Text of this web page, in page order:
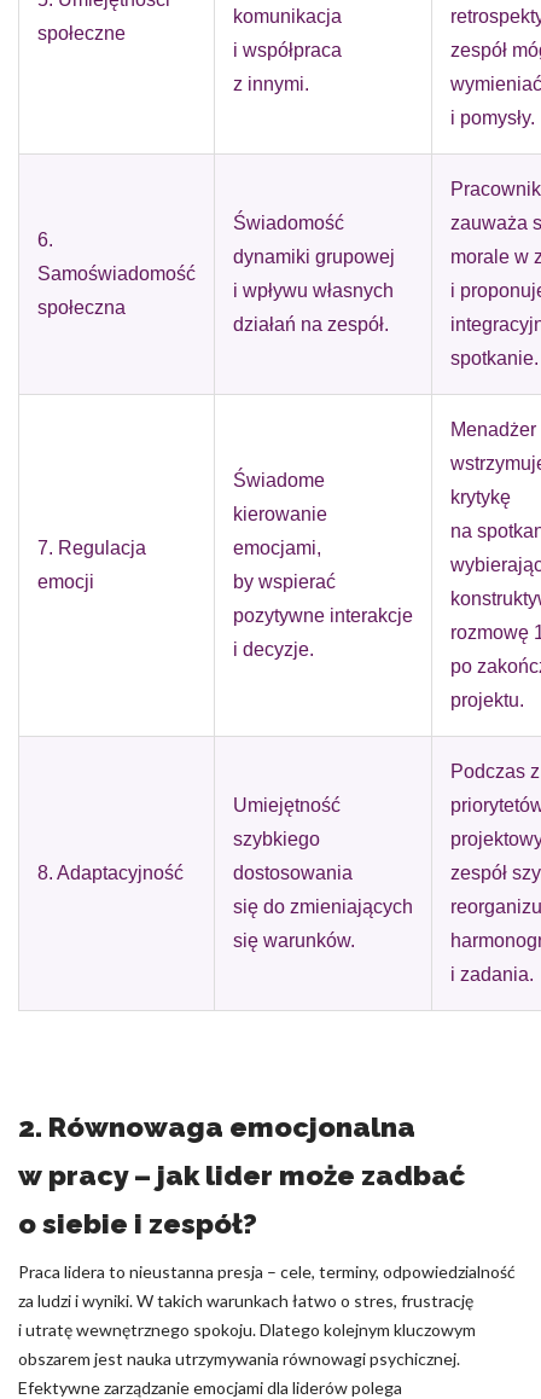
społeczne
komunikacja
i współpraca
z innymi.
zespół
i pomysły.
6.
Samoświadomość
społeczna
Świadomość
dynamiki grupowej
i wpływu własnych
działań na zespół.
Pracownik
zauważa
morale w
i
spotkanie.
7. Regulacja
emocji
Świadome
kierowanie
emocjami,
by wspierać
pozytywne interakcje
i decyzje.
Menadżer
krytykę
na
rozmowę
po
projektu.
8. Adaptacyjność
Umiejętność
szybkiego
dostosowania
się do zmieniających
się warunków.
Podczas
zespół
i zadania.
2. Równowaga emocjonalna
w pracy – jak lider może zadbać
o siebie i zespół?
Praca lidera to nieustanna presja – cele, terminy, odpowiedzialność
za ludzi i wyniki. W takich warunkach łatwo o stres, frustrację
i utratę wewnętrznego spokoju. Dlatego kolejnym kluczowym
obszarem jest nauka utrzymywania równowagi psychicznej.
Efektywne zarządzanie emocjami dla liderów polega